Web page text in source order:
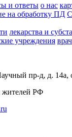
и ответы о нас
на обработку ПД
лекарства и
учреждения
пр-д, д. 14а,
жителей РФ